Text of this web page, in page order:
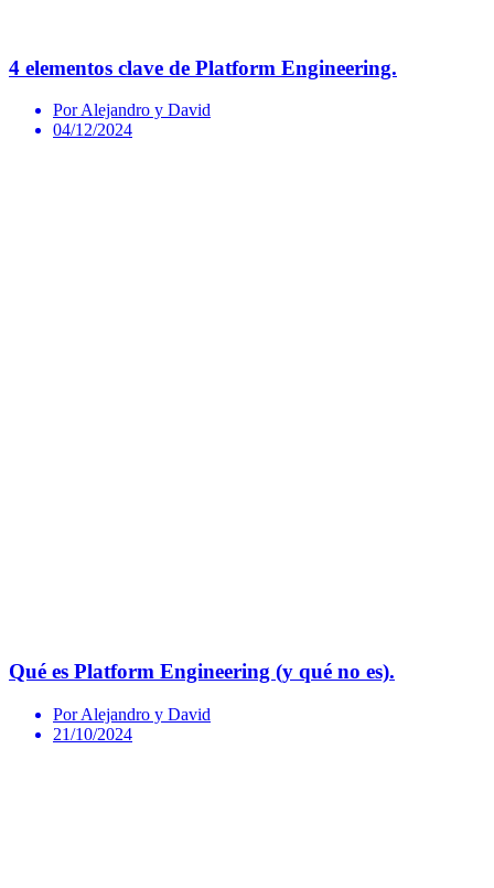
4 elementos clave de Platform Engineering.
Por Alejandro y David
04/12/2024
Qué es Platform Engineering (y qué no es).
Por Alejandro y David
21/10/2024